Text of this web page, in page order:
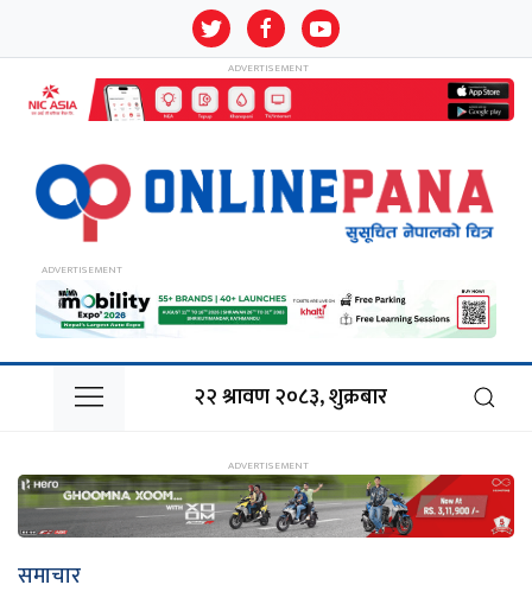
२२ श्रावण २०८३, शुक्रबार
समाचार